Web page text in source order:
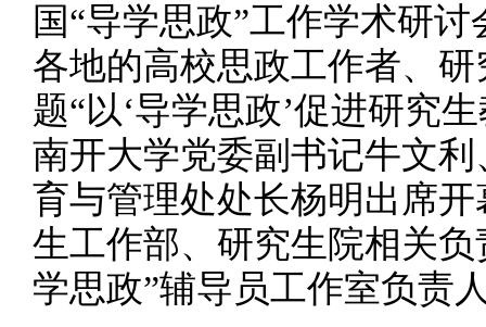
国“导学思政”工作学术研
各地的高校思政工作者、
题“以‘导学思政’促进研究
南开大学党委副书记牛文
育与管理处处长杨明出席
生工作部、研究生院相关
学思政”辅导员工作室负责